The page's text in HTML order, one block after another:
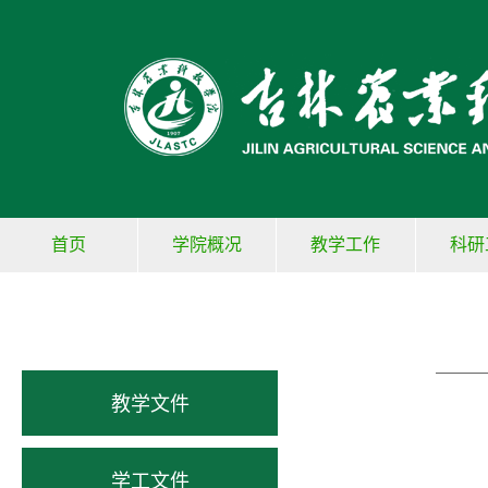
首页 学院概况 教学工作 科
教学文件
学工文件